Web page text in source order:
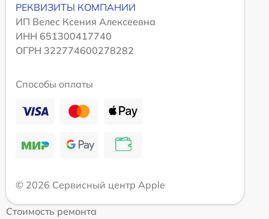
РЕКВИЗИТЫ КОМПАНИИ
ИП Велес Ксения Алексеевна
ИНН 651300417740
ОГРН 322774600278282
Способы оплаты
© 2026 Сервисный центр Apple
Стоимость ремонта